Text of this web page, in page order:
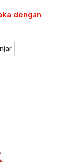
dengan